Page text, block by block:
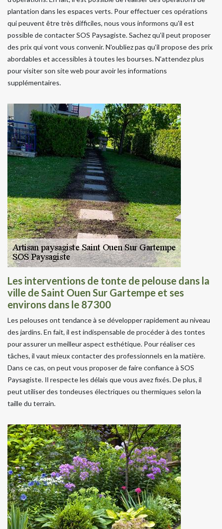
plantation dans les espaces verts. Pour effectuer ces opérations
qui peuvent être très difficiles, nous vous informons qu'il est
possible de contacter SOS Paysagiste. Sachez qu'il peut proposer
des prix qui vont vous convenir. N'oubliez pas qu'il propose des prix
abordables et accessibles à toutes les bourses. N'attendez plus
pour visiter son site web pour avoir les informations
supplémentaires.
Les interventions de tonte de pelouse dans la
ville de Saint Ouen Sur Gartempe et ses
environs dans le 87300
Les pelouses ont tendance à se développer rapidement au niveau
des jardins. En fait, il est indispensable de procéder à des tontes
pour assurer un meilleur aspect esthétique. Pour réaliser ces
tâches, il vaut mieux contacter des professionnels en la matière.
Dans ce cas, on peut vous proposer de faire confiance à SOS
Paysagiste. Il respecte les délais que vous avez fixés. De plus, il
peut utiliser des tondeuses électriques ou thermiques selon la
taille du terrain.